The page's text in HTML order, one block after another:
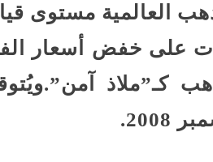
على خفض أسعار
كـ”ملاذ